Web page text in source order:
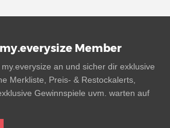
Member
an und sicher dir exklusive
Merkliste, Preis- & Restockalerts,
Gewinnspiele uvm. warten auf